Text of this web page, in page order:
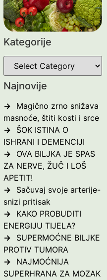
Kategorije
Najnovije
Magično zrno snižava
masnoće, štiti kosti i srce
ŠOK ISTINA O
ISHRANI I DEMENCIJI
OVA BILJKA JE SPAS
ZA NERVE, ŽUČ I LOŠ
APETIT!
Sačuvaj svoje arterije-
snizi pritisak
KAKO PROBUDITI
ENERGIJU TIJELA?
SUPERMOĆNE BILJKE
PROTIV TUMORA
NAJMOĆNIJA
SUPERHRANA ZA MOZAK